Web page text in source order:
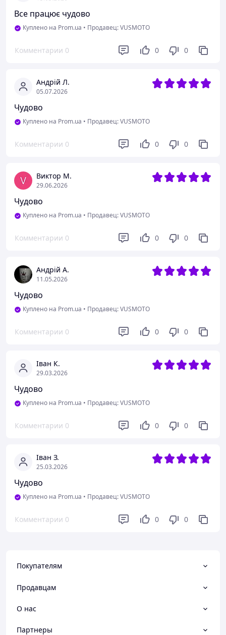
Все працює чудово
Куплено на Prom.ua • Продавец: VUSMOTO
Комментарии 0 0 0
Андрій Л.
05.07.2026
Чудово
Куплено на Prom.ua • Продавец: VUSMOTO
Комментарии 0 0 0
Виктор М.
29.06.2026
Чудово
Куплено на Prom.ua • Продавец: VUSMOTO
Комментарии 0 0 0
Андрій А.
11.05.2026
Чудово
Куплено на Prom.ua • Продавец: VUSMOTO
Комментарии 0 0 0
Іван К.
29.03.2026
Чудово
Куплено на Prom.ua • Продавец: VUSMOTO
Комментарии 0 0 0
Іван З.
25.03.2026
Чудово
Куплено на Prom.ua • Продавец: VUSMOTO
Комментарии 0 0 0
Покупателям
Продавцам
О нас
Партнеры